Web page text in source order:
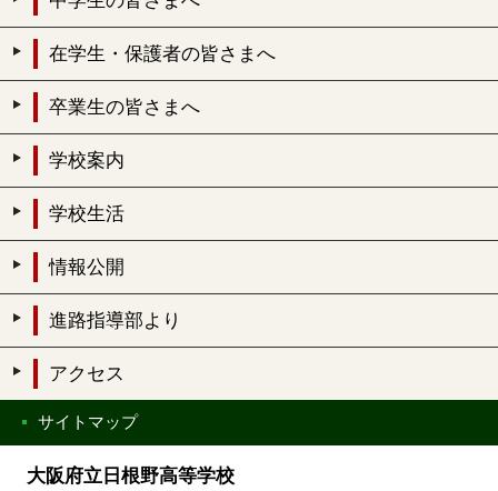
在学生・保護者の皆さまへ
卒業生の皆さまへ
学校案内
学校生活
情報公開
進路指導部より
アクセス
サイトマップ
大阪府立日根野高等学校